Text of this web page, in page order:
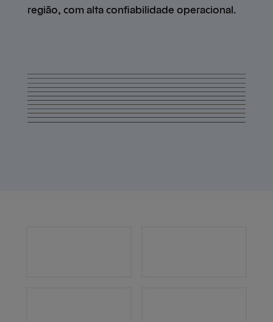
região, com alta confiabilidade operacional.